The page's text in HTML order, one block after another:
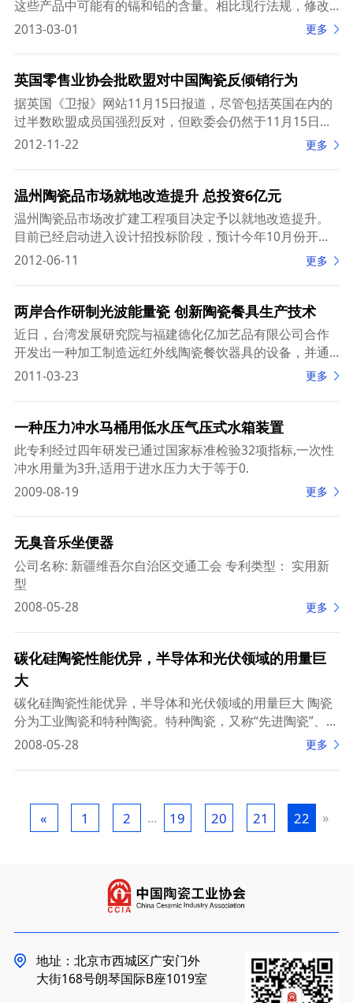
这些产品中可能有的镉和铅的含量。相比现行法规，修改
后的规定更具体地明确了需要测试的产品范围，最有可能
2013-03-01 更多
英国零售业协会批欧盟对中国陶瓷反倾销行为
据英国《卫报》网站11月15日报道，尽管包括英国在内的
过半数欧盟成员国强烈反对，但欧委会仍然于11月15日宣
布，将对中国制陶瓷餐具及厨房用具开征临时反倾销税。
2012-11-22 更多
温州陶瓷品市场就地改造提升 总投资6亿元
温州陶瓷品市场改扩建工程项目决定予以就地改造提升。
目前已经启动进入设计招投标阶段，预计今年10月份开工
建设，该项目总投资额约为6亿元。 温州陶瓷品市场是
2012-06-11 更多
两岸合作研制光波能量瓷 创新陶瓷餐具生产技术
近日，台湾发展研究院与福建德化亿加艺品有限公司合作
开发出一种加工制造远红外线陶瓷餐饮器具的设备，并通
过该设备成功研制了系列光波能量瓷。 17日上午，记者在
2011-03-23 更多
一种压力冲水马桶用低水压气压式水箱装置
此专利经过四年研发已通过国家标准检验32项指标,一次性
冲水用量为3升,适用于进水压力大于等于0.
2009-08-19
更多
无臭音乐坐便器
公司名称: 新疆维吾尔自治区交通工会 专利类型： 实用新
型
2008-05-28
更多
碳化硅陶瓷性能优异，半导体和光伏领域的用量巨
大
碳化硅陶瓷性能优异，半导体和光伏领域的用量巨大 陶瓷
分为工业陶瓷和特种陶瓷。特种陶瓷，又称“先进陶瓷”、
“精密陶瓷”、“高性能陶瓷”，是指具有特殊力学、物理或化
2008-05-28 更多
« 1 2 ... 19 20 21 22 »
地址：北京市西城区广安门外
大街168号朗琴国际B座1019室